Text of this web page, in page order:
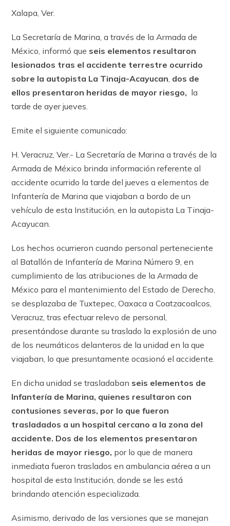
Xalapa, Ver.
La Secretaría de Marina, a través de la Armada de
México, informó que seis elementos resultaron
lesionados tras el accidente terrestre ocurrido
sobre la autopista La Tinaja-Acayucan dos de
ellos presentaron heridas de mayor riesgo, la
tarde de ayer jueves.
Emite el siguiente comunicado:
H. Veracruz, Ver.- La Secretaría de Marina a través de la
Armada de México brinda información referente al
accidente ocurrido la tarde del jueves a elementos de
Infantería de Marina que viajaban a bordo de un
vehículo de esta Institución, en la autopista La Tinaja-
Acayucan.
Los hechos ocurrieron cuando personal perteneciente
al Batallón de Infantería de Marina Número 9, en
cumplimiento de las atribuciones de la Armada de
México para el mantenimiento del Estado de Derecho,
se desplazaba de Tuxtepec, Oaxaca a Coatzacoalcos,
Veracruz, tras efectuar relevo de personal,
presentándose durante su traslado la explosión de uno
de los neumáticos delanteros de la unidad en la que
viajaban, lo que presuntamente ocasionó el accidente.
En dicha unidad se trasladaban seis elementos de
Infantería de Marina, quienes resultaron con
contusiones severas, por lo que fueron
trasladados a un hospital cercano a la zona del
accidente. Dos de los elementos presentaron
heridas de mayor riesgo, por lo que de manera
inmediata fueron traslados en ambulancia aérea a un
hospital de esta Institución, donde se les está
brindando atención especializada.
Asimismo, derivado de las versiones que se manejan